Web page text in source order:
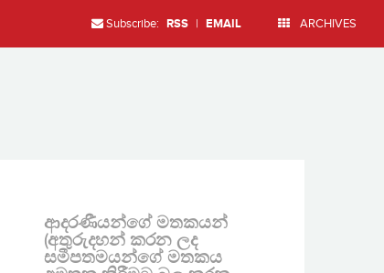
Subscribe: RSS | EMAIL ARCHIVES
ආදරණීයන්ගේ මතකයන්
(අතුරුදහන් කරන ලද
සමීපතමයන්ගේ මතකය